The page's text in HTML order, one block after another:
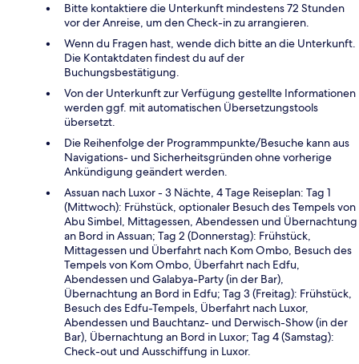
Bitte kontaktiere die Unterkunft mindestens 72 Stunden
vor der Anreise, um den Check-in zu arrangieren.
Wenn du Fragen hast, wende dich bitte an die Unterkunft.
Die Kontaktdaten findest du auf der
Buchungsbestätigung.
Von der Unterkunft zur Verfügung gestellte Informationen
werden ggf. mit automatischen Übersetzungstools
übersetzt.
Die Reihenfolge der Programmpunkte/Besuche kann aus
Navigations- und Sicherheitsgründen ohne vorherige
Ankündigung geändert werden.
Assuan nach Luxor - 3 Nächte, 4 Tage Reiseplan: Tag 1
(Mittwoch): Frühstück, optionaler Besuch des Tempels von
Abu Simbel, Mittagessen, Abendessen und Übernachtung
an Bord in Assuan; Tag 2 (Donnerstag): Frühstück,
Mittagessen und Überfahrt nach Kom Ombo, Besuch des
Tempels von Kom Ombo, Überfahrt nach Edfu,
Abendessen und Galabya-Party (in der Bar),
Übernachtung an Bord in Edfu; Tag 3 (Freitag): Frühstück,
Besuch des Edfu-Tempels, Überfahrt nach Luxor,
Abendessen und Bauchtanz- und Derwisch-Show (in der
Bar), Übernachtung an Bord in Luxor; Tag 4 (Samstag):
Check-out und Ausschiffung in Luxor.